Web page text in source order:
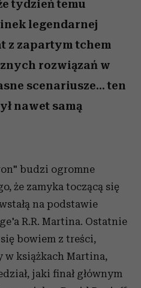
tydzień temu
legendarnej
z zapartym tchem
rozwiązań w
scenariusze... ten
nawet samą
budzi ogromne
że zamyka toczącą się
na podstawie
R.R. Martina. Ostatnie
bowiem z treści,
książkach Martina,
jaki finał głównym